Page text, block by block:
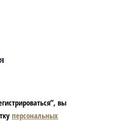
вы
персональных